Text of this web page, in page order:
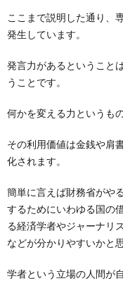
ここまで説明した通り、
発生しています。
発言力があるということ
うことです。
何かを変える力というも
その利用価値は金銭や肩
化されます。
簡単に言えば財務省がや
するためにいわゆる国の
る経済学者やジャーナリ
などが分かりやすいかと
学者という立場の人間が